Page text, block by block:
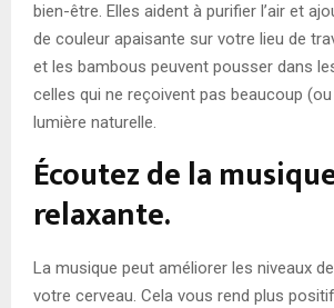
bien-être. Elles aident à purifier l’air et
de couleur apaisante sur votre lieu de
et les bambous peuvent pousser dans
celles qui ne reçoivent pas beaucoup
lumière naturelle.
Écoutez de la
relaxante.
La musique peut améliorer les niveaux
votre cerveau. Cela vous rend plus